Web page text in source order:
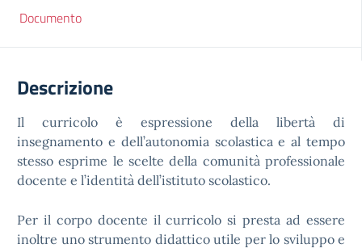
Documento
Descrizione
Il curricolo è espressione della libertà di
insegnamento e dell’autonomia scolastica e al tempo
stesso esprime le scelte della comunità professionale
docente e l’identità dell’istituto scolastico.
Per il corpo docente il curricolo si presta ad essere
inoltre uno strumento didattico utile per lo sviluppo e